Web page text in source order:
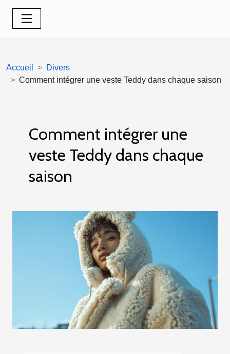
Accueil
Divers
Comment intégrer une veste Teddy dans chaque saison
Comment intégrer une
veste Teddy dans chaque
saison